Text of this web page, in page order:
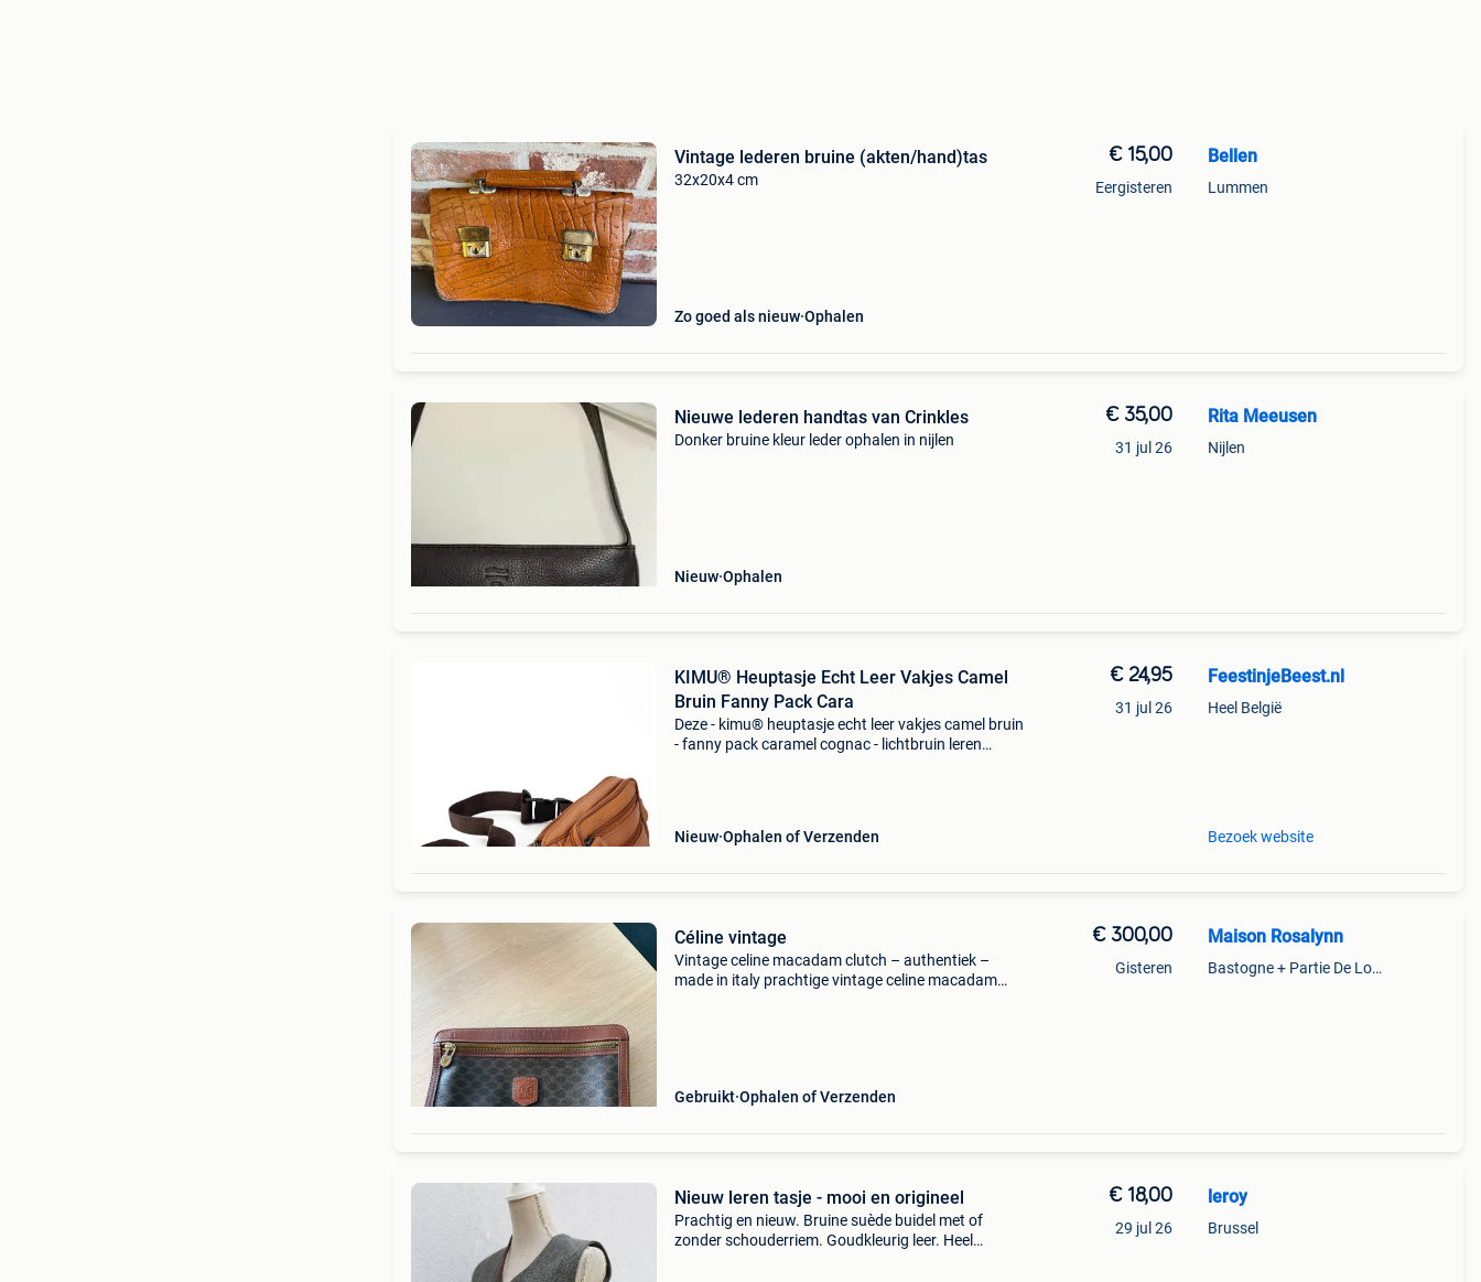
Vintage lederen bruine (akten/hand)tas
32x20x4 cm
Zo goed als nieuw Ophalen
€ 15,00
Eergisteren
Bellen
Lummen
Nieuwe lederen handtas van Crinkles
Donker bruine kleur leder ophalen in nijlen
Nieuw Ophalen
€ 35,00
31 jul 26
Rita Meeusen
Nijlen
KIMU® Heuptasje Echt Leer Vakjes Camel
Bruin Fanny Pack Cara
Deze - kimu® heuptasje echt leer vakjes camel bruin
- fanny pack caramel cognac - lichtbruin leren
Nieuw Ophalen of Verzenden
€ 24,95
31 jul 26
FeestinjeBeest.nl
Heel België
Bezoek website
Céline vintage
Vintage celine macadam clutch – authentiek –
made in italy prachtige vintage celine macadam
Gebruikt Ophalen of Verzenden
€ 300,00
Gisteren
Maison Rosalynn
Bastogne + Partie De Longchamps Et Sibret
Nieuw leren tasje - mooi en origineel
Prachtig en nieuw. Bruine suède buidel met of
zonder schouderriem. Goudkleurig leer. Heel
€ 18,00
29 jul 26
leroy
Brussel